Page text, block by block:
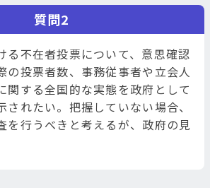
質問2
る不在者投票について、意思確認
の投票者数、事務従事者や立会人
関する全国的な実態を政府として
されたい。把握していない場合、
を行うべきと考えるが、政府の見